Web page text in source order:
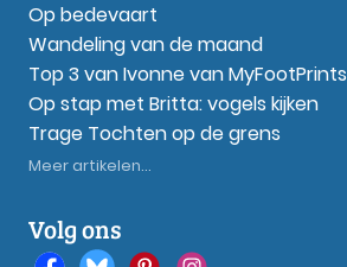
Op bedevaart
Wandeling van de maand
Top 3 van Ivonne van MyFootPrints
Op stap met Britta: vogels kijken
Trage Tochten op de grens
Meer artikelen...
Volg ons